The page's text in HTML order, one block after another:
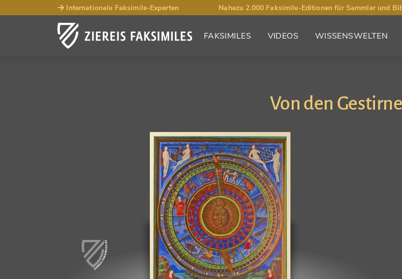
Internationale Faksimile-Experten Nahezu 2.000 Faksimile-Editionen für Sammler und
FAKSIMILES VIDEOS WISSENSWELTEN
Von den